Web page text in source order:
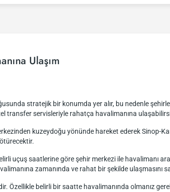
Ulaşım
stratejik bir konumda yer alır, bu nedenle
transfer servisleriyle rahatça havalimanına
kuzeydoğu yönünde hareket ederek Sinop-
uçuş saatlerine göre şehir merkezi ile havalimanı
zamanında ve rahat bir şekilde ulaşmasını
Özellikle belirli bir saatte havalimanında olmanız